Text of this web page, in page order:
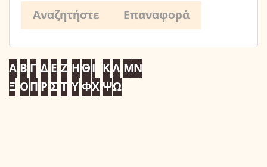
Α Β Γ Δ Ε Ζ ΗΘΙ ΚΛ ΜΝ
Ξ ΟΠ Ρ Σ Τ Υ ΦΧ ΨΩ